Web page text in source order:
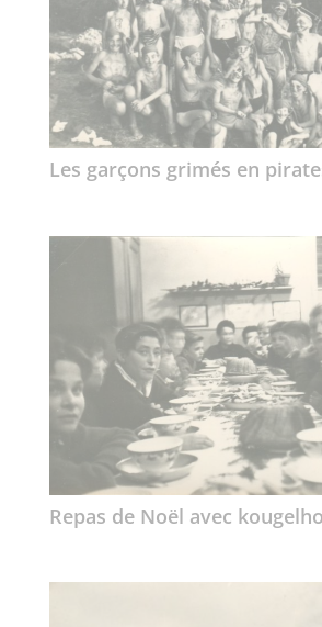
Les garçons grimés en
Repas de Noël avec